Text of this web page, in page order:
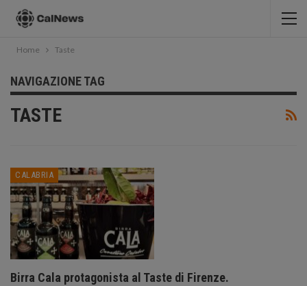
Home Taste
NAVIGAZIONE TAG
TASTE
CALABRIA
Birra Cala protagonista al Taste di Firenze.